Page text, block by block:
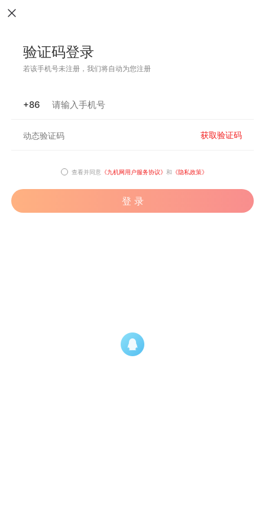
验证码登录
若该手机号未注册，我们将自动为您注册
+86
获取验证码
查看并同意 《九机网用户服务协议》 和 《隐私政策》
登 录